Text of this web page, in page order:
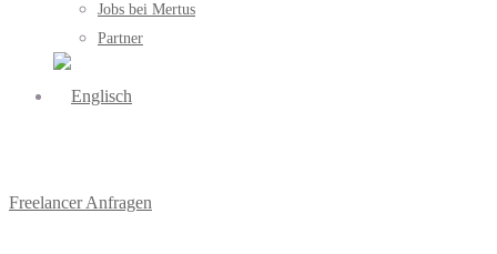
Jobs bei Mertus
Partner
Freelancer Anfragen